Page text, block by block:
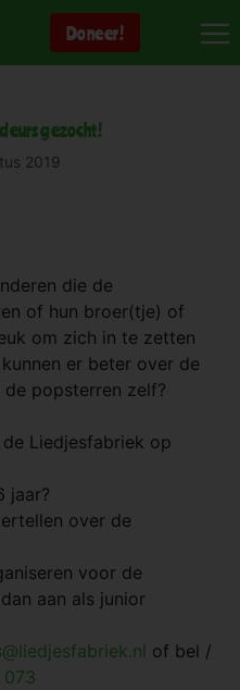
Doneer!
gezocht!
2019
die de
of hun broer(tje) of
om zich in te zetten
er beter over de
popsterren zelf?
Liedjesfabriek op
jaar?
over de
voor de
aan als junior
of bel /
073